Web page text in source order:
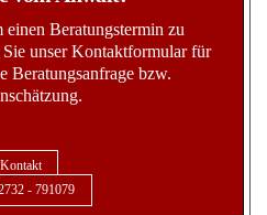
einen Beratungstermin zu
unser Kontaktformular für
Beratungsanfrage bzw.
Kontakt
- 791079